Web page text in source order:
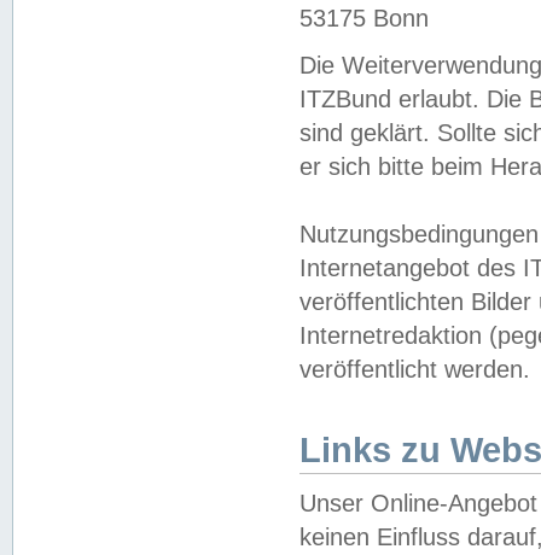
53175 Bonn
Die
ITZBund erlaubt. Die
sind geklärt. Sollte
er sich bitte beim
Internetangebot des
veröffentlichten
Internetredaktion
veröffentlicht werden.
Links zu
Unser Online-
keinen Einfluss